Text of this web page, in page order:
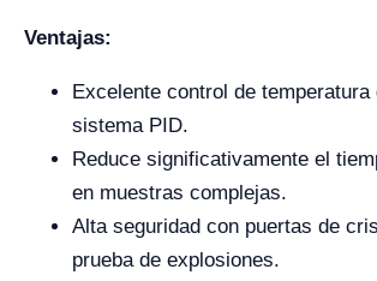
Ventajas:
Excelente control de temperatura
sistema PID.
Reduce significativamente el
en muestras complejas.
Alta seguridad con puertas de
prueba de explosiones.